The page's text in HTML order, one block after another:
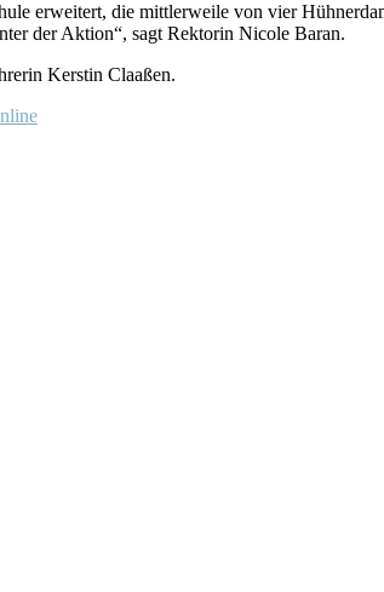
erweitert, die mittlerweile von vier
der Aktion“, sagt Rektorin Nicole Baran.
Kerstin Claaßen.